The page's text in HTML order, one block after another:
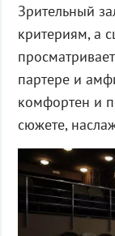
Зрительный
критериям, а
партере и
комфортен и
сюжете,